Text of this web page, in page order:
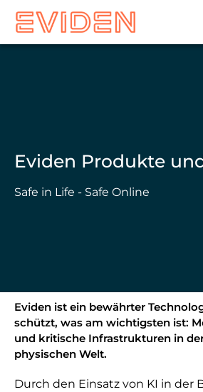
Skip
main
Eviden Produkte
Safe in Life - Safe Online
Eviden ist ein bewährter
schützt, was am wichtigsten ist:
und kritische Infrastrukturen in
physischen Welt.
Durch den Einsatz von KI in der